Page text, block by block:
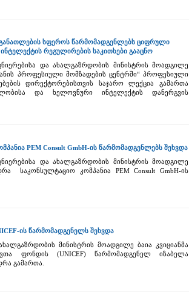
სფეროს წარმომადგენლებს ციფრული
რეგულირების საკითხები გააცნო
და ახალგაზრდობის მინისტრის მოადგილე
პროფესიული მომზადების ცენტრში“ პროფესიული
დირექტორებისთვის საჯარო ლექცია გამართა
და ხელოვნური ინტელექტის დანერგვის
PEM Consult GmbH-ის წარმომადგენლებს შეხვდა
და ახალგაზრდობის მინისტრის მოადგილე
საკონსულტაციო კომპანია PEM Consult GmbH-ის
ის წარმომადგენელს შეხვდა
მინისტრის მოადგილე ბაია კვიციანმა
ფონდის (UNICEF) წარმომადგენელ იზაბელა
გამართა.